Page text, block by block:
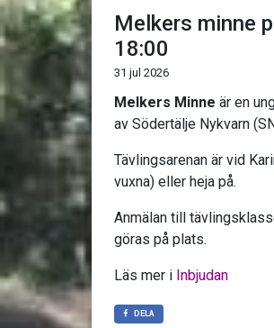
Melkers minne
18:00
31 jul 2026
Melkers Minne är en
av Södertälje Nykvarn
Tävlingsarenan är vid
vuxna) eller heja på.
Anmälan till
göras på plats.
Läs mer i Inbjudan
DELA